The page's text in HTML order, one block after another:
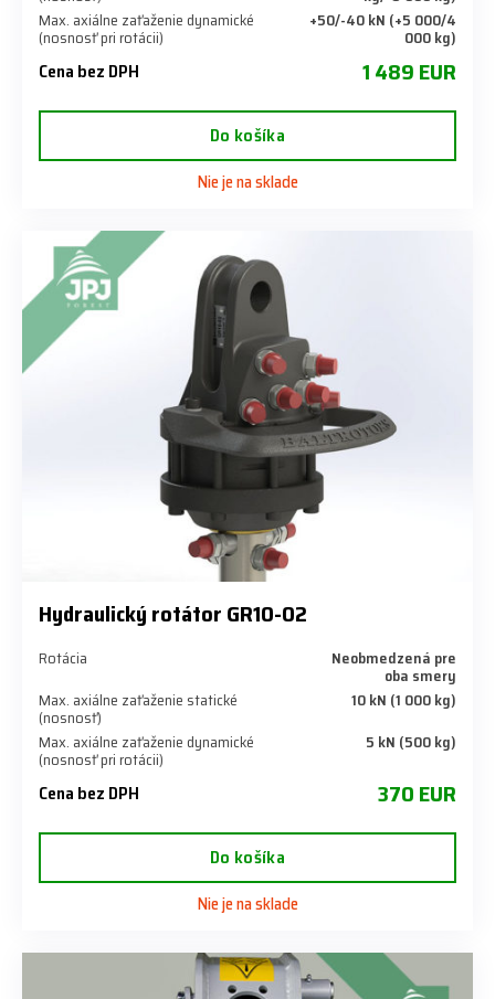
Max. axiálne zaťaženie dynamické
(nosnosť pri rotácii)
+50/-40 kN (+5 000/4
000 kg)
Cena bez DPH 1 489 EUR
Do košíka
Nie je na sklade
Hydraulický rotátor GR10-02
Rotácia Neobmedzená pre
oba smery
Max. axiálne zaťaženie statické
(nosnosť)
10 kN (1 000 kg)
Max. axiálne zaťaženie dynamické
(nosnosť pri rotácii)
5 kN (500 kg)
Cena bez DPH 370 EUR
Do košíka
Nie je na sklade